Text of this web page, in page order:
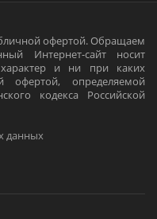
офертой. Обращаем
Интернет-сайт носит
и ни при каких
офертой, определяемой
кодекса Российской
данных